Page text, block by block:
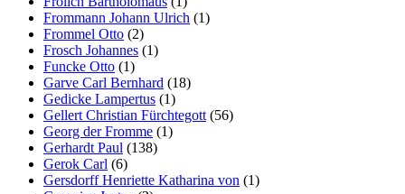
Frommann Johann Ulrich (1)
Frommel Otto (2)
Frosch Johannes (1)
Funcke Otto (1)
Garve Carl Bernhard (18)
Gedicke Lampertus (1)
Gellert Christian Fürchtegott (56)
Georg der Fromme (1)
Gerhardt Paul (138)
Gerok Carl (6)
Gersdorff Henriette Katharina von (1)